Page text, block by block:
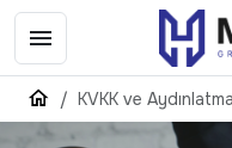
KVKK ve